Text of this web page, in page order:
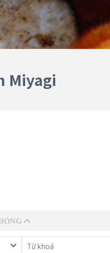
Miyagi